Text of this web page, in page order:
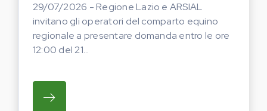
29/07/2026 - Regione Lazio e ARSIAL
invitano gli operatori del comparto equino
regionale a presentare domanda entro le ore
12:00 del 21...
SU REGIONE LAZIO E ARSIAL INVITANO